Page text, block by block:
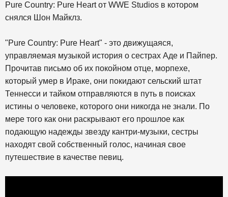
Pure Country: Pure Heart от WWE Studios в котором
снялся Шон Майклз.
"Pure Country: Pure Heart" - это движущаяся,
управляемая музыкой история о сестрах Аде и Пайпер.
Прочитав письмо об их покойном отце, морпехе,
который умер в Ираке, они покидают сельский штат
Теннесси и тайком отправляются в путь в поисках
истины о человеке, которого они никогда не знали. По
мере того как они раскрывают его прошлое как
подающую надежды звезду кантри-музыки, сестры
находят свой собственный голос, начиная свое
путешествие в качестве певиц.